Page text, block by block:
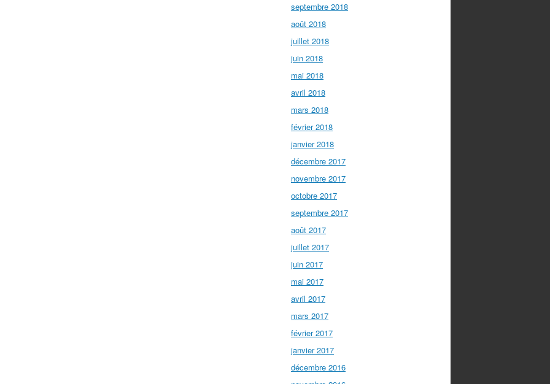
septembre 2018
août 2018
juillet 2018
juin 2018
mai 2018
avril 2018
mars 2018
février 2018
janvier 2018
décembre 2017
novembre 2017
octobre 2017
septembre 2017
août 2017
juillet 2017
juin 2017
mai 2017
avril 2017
mars 2017
février 2017
janvier 2017
décembre 2016